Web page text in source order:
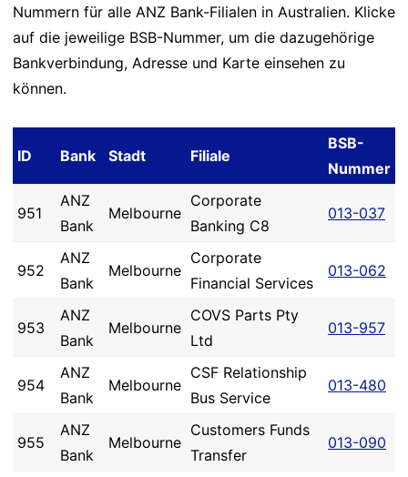
Nummern für alle ANZ Bank-Filialen in Australien. Klicke
auf die jeweilige BSB-Nummer, um die dazugehörige
Bankverbindung, Adresse und Karte einsehen zu
können.
ID Bank Stadt Filiale
BSB-
Nummer
951
ANZ
Bank
Melbourne
Corporate
Banking C8
013-037
952
ANZ
Bank
Melbourne
Corporate
Financial Services
013-062
953
ANZ
Bank
Melbourne
COVS Parts Pty
Ltd
013-957
954
ANZ
Bank
Melbourne
CSF Relationship
Bus Service
013-480
955
ANZ
Bank
Melbourne
Customers Funds
Transfer
013-090